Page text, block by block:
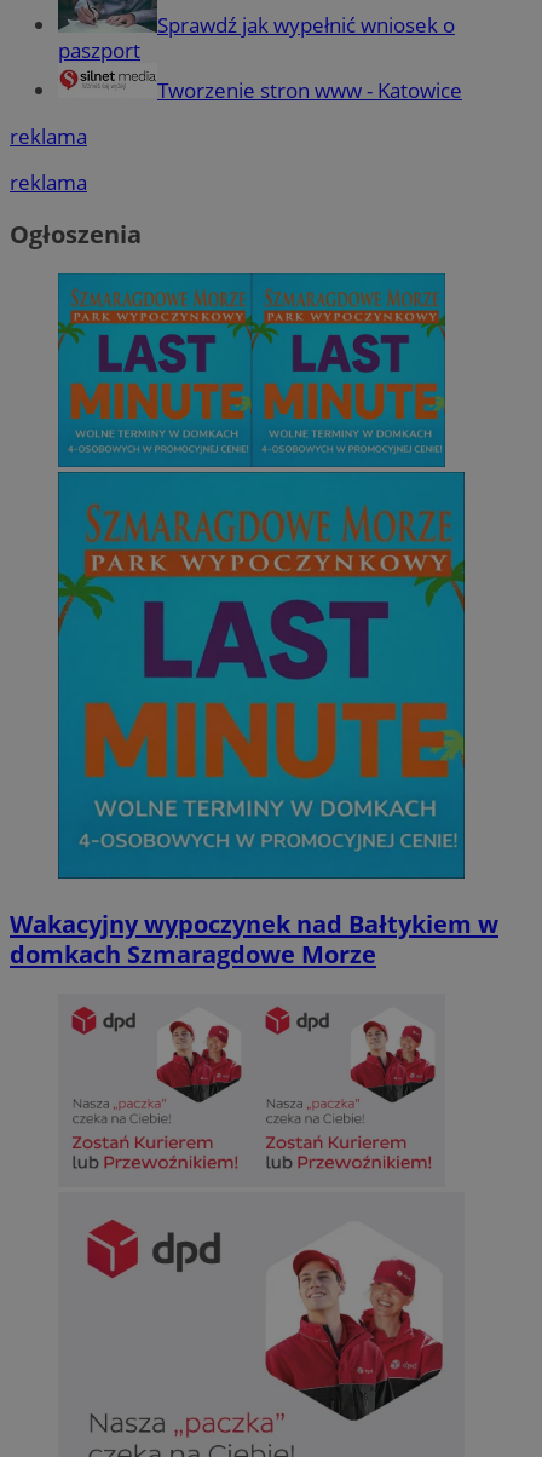
Sprawdź jak wypełnić wniosek o
paszport
Tworzenie stron www - Katowice
reklama
reklama
Ogłoszenia
Wakacyjny wypoczynek nad Bałtykiem w
domkach Szmaragdowe Morze